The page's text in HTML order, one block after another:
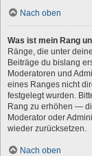
Nach oben
Was ist mein Rang
Ränge, die unter
Beiträge du bislang
Moderatoren und
eines Ranges nicht
festgelegt wurden.
Rang zu erhöhen —
Moderator oder
wieder zurücksetzen.
Nach oben